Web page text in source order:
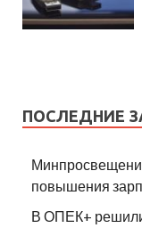
ПОСЛЕДНИЕ
повышения
В ОПЕК+ решили